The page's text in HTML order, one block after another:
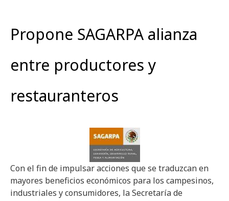
Propone SAGARPA alianza
entre productores y
restauranteros
Con el fin de impulsar acciones que se traduzcan en
mayores beneficios económicos para los campesinos,
industriales y consumidores, la Secretaría de